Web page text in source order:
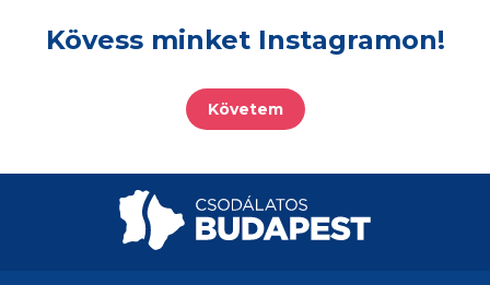
Kövess minket Instagramon!
Követem